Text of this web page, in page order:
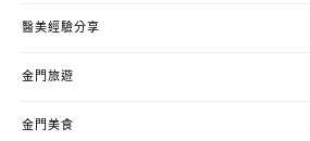
醫美經驗分享
金門旅遊
金門美食